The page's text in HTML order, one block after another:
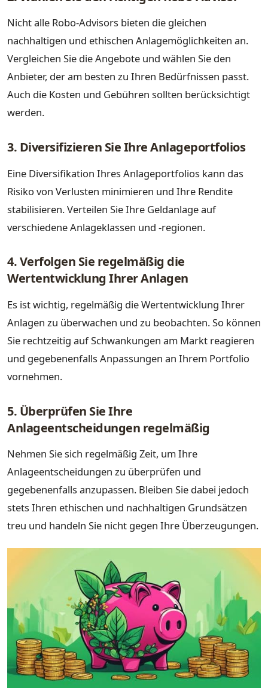
Nicht alle Robo-Advisors bieten die gleichen
nachhaltigen und ethischen Anlagemöglichkeiten an.
Vergleichen Sie die Angebote und wählen Sie den
Anbieter, der am besten zu Ihren Bedürfnissen passt.
Auch die Kosten und Gebühren sollten berücksichtigt
werden.
3. Diversifizieren Sie Ihre Anlageportfolios
Eine Diversifikation Ihres Anlageportfolios kann das
Risiko von Verlusten minimieren und Ihre Rendite
stabilisieren. Verteilen Sie Ihre Geldanlage auf
verschiedene Anlageklassen und -regionen.
4. Verfolgen Sie regelmäßig die
Wertentwicklung Ihrer Anlagen
Es ist wichtig, regelmäßig die Wertentwicklung Ihrer
Anlagen zu überwachen und zu beobachten. So können
Sie rechtzeitig auf Schwankungen am Markt reagieren
und gegebenenfalls Anpassungen an Ihrem Portfolio
vornehmen.
5. Überprüfen Sie Ihre
Anlageentscheidungen regelmäßig
Nehmen Sie sich regelmäßig Zeit, um Ihre
Anlageentscheidungen zu überprüfen und
gegebenenfalls anzupassen. Bleiben Sie dabei jedoch
stets Ihren ethischen und nachhaltigen Grundsätzen
treu und handeln Sie nicht gegen Ihre Überzeugungen.